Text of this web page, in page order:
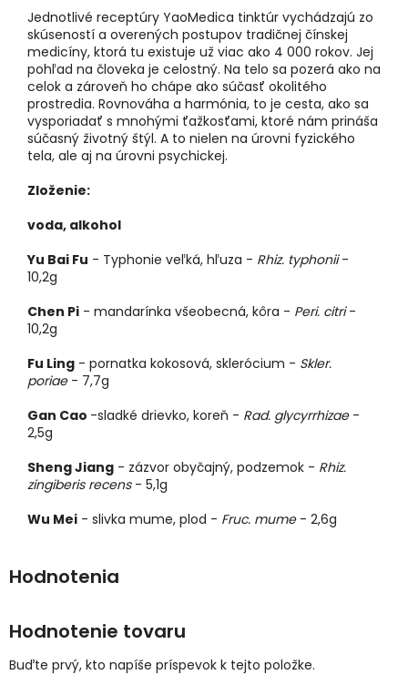
Jednotlivé receptúry YaoMedica tinktúr vychádzajú zo
skúseností a overených postupov tradičnej čínskej
medicíny, ktorá tu existuje už viac ako 4 000 rokov. Jej
pohľad na človeka je celostný. Na telo sa pozerá ako na
celok a zároveň ho chápe ako súčasť okolitého
prostredia. Rovnováha a harmónia, to je cesta, ako sa
vysporiadať s mnohými ťažkosťami, ktoré nám prináša
súčasný životný štýl. A to nielen na úrovni fyzického
tela, ale aj na úrovni psychickej.
Zloženie:
voda, alkohol
Yu Bai Fu - Typhonie veľká, hľuza - Rhiz. typhonii-
10,2g
Chen Pi - mandarínka všeobecná, kôra - Peri. citri-
10,2g
Fu Ling - pornatka kokosová, sklerócium - Skler.
poriae- 7,7g
Gan Cao -sladké drievko, koreň - Rad. glycyrrhizae-
2,5g
Sheng Jiang - zázvor obyčajný, podzemok - Rhiz.
zingiberis recens- 5,1g
Wu Mei - slivka mume, plod - Fruc. mume- 2,6g
Hodnotenie tovaru
Buďte prvý, kto napíše príspevok k tejto položke.